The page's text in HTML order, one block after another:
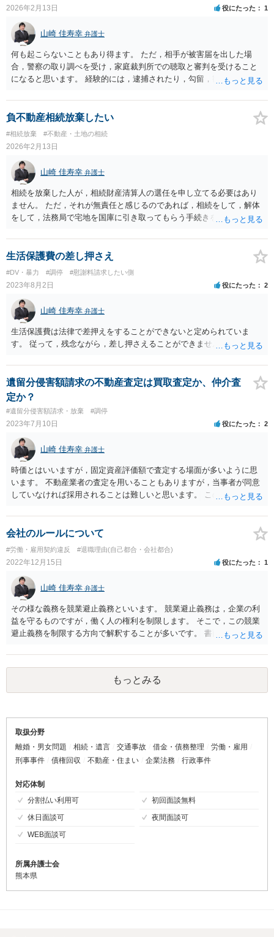
2026年2月13日 役にたった 1
山崎 佳寿幸 弁護士
何も起こらないこともあり得ます。 ただ，相手が被害届を出した場
合，警察の取り調べを受け，家庭裁判所での聴取と審判を受けること
になると思います。 経験的には，逮捕されたり，勾留，観護措置派と
ります。
負不動産相続放棄したい
#相続放棄 #不動産・土地の相続
2026年2月13日
山崎 佳寿幸 弁護士
相続を放棄した人が，相続財産清算人の選任を申し立てる必要はあり
ません。 ただ，それが無責任と感じるのであれば，相続をして，解体
をして，法務局で宅地を国庫に引き取ってもらう手続きをとることが
務局に納める必要があります。
生活保護費の差し押さえ
#DV・暴力 #調停 #慰謝料請求したい側
2023年8月2日 役にたった 2
山崎 佳寿幸 弁護士
生活保護費は法律で差押えをすることができないと定められていま
す。 従って，残念ながら，差し押さえることができません。
遺留分侵害額請求の不動産査定は買取査定か、仲介査
定か？
#遺留分侵害額請求・放棄 #調停
2023年7月10日 役にたった 2
山崎 佳寿幸 弁護士
時価とはいいますが，固定資産評価額で査定する場面が多いように思
います。 不動産業者の査定を用いることもありますが，当事者が同意
していなければ採用されることは難しいと思います。 この点で，相手
定士による鑑定というのもあります。
会社のルールについて
#労働・雇用契約違反 #退職理由(自己都合・会社都合)
2022年12月15日 役にたった 1
山崎 佳寿幸 弁護士
その様な義務を競業避止義務といいます。 競業避止義務は，企業の利
益を守るものですが，働く人の権利を制限します。 そこで，この競業
避止義務を制限する方向で解釈することが多いです。 書面にされてい
もっとみる
取扱分野
離婚・男女問題
相続・遺言 交通事故 借金・債務整理
労働・雇用
刑事事件
債権回収 不動産・住まい 企業法務 行政事件
対応体制
分割払い利用可
初回面談無料
休日面談可
夜間面談可
WEB面談可
所属弁護士会
熊本県